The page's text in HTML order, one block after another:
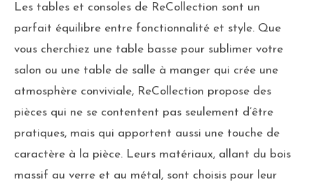
Les tables et consoles de ReCollection sont un
parfait équilibre entre fonctionnalité et style. Que
vous cherchiez une table basse pour sublimer votre
salon ou une table de salle à manger qui crée une
atmosphère conviviale, ReCollection propose des
pièces qui ne se contentent pas seulement d’être
pratiques, mais qui apportent aussi une touche de
caractère à la pièce. Leurs matériaux, allant du bois
massif au verre et au métal, sont choisis pour leur